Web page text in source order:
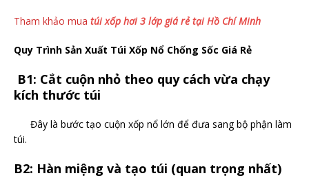
Tham khảo mua túi xốp hơi 3 lớp giá rẻ tại Hồ Chí Minh
Quy Trình Sản Xuất Túi Xốp Nổ Chống Sốc Giá Rẻ
B1: Cắt cuộn nhỏ theo quy cách vừa chạy
kích thước túi
Đây là bước tạo cuộn xốp nổ lớn để đưa sang bộ phận làm
túi.
B2: Hàn miệng và tạo túi (quan trọng nhất)